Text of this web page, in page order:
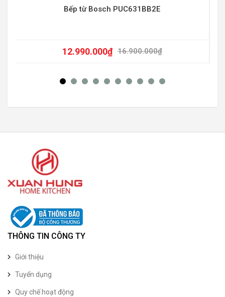
Bếp từ Bosch PUC631BB2E
16.900.000₫
12.990.000₫
THÔNG TIN CÔNG TY
Giới thiệu
Tuyển dụng
Quy chế hoạt động